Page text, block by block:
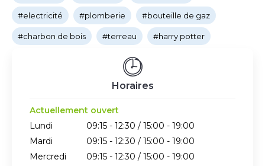
#electricité #plomberie #bouteille de gaz
#charbon de bois #terreau #harry potter
Horaires
Actuellement ouvert
Lundi
09:15 - 12:30 / 15:00 - 19:00
Mardi
09:15 - 12:30 / 15:00 - 19:00
Mercredi
09:15 - 12:30 / 15:00 - 19:00